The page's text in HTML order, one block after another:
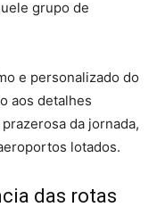
grupo de
e personalizado do
aos detalhes
da jornada,
lotados.
das rotas